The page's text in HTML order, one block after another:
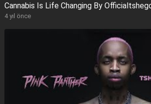
Cannabis Is Life Changing By
4 yıl önce